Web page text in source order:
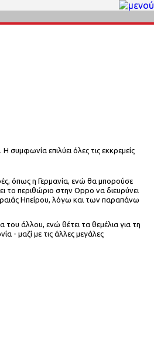
συμφωνία επιλύει όλες τις εκκρεμείς
όπως η Γερμανία, ενώ θα μπορούσε
το περιθώριο στην Oppo να διευρύνει
Ηπείρου, λόγω και των παραπάνω
άλλου, ενώ θέτει τα θεμέλια για τη
- μαζί με τις άλλες μεγάλες